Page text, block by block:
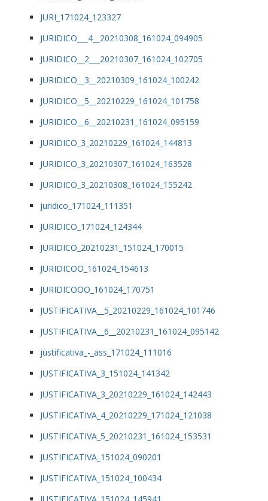
JURI_171024_123327
JURIDICO___4__20210308_161024_094905
JURIDICO__2___20210307_161024_102705
JURIDICO__3__20210309_161024_100242
JURIDICO__5__20210229_161024_101758
JURIDICO__6__20210231_161024_095159
JURIDICO_3_20210229_161024_144813
JURIDICO_3_20210307_161024_163528
JURIDICO_3_20210308_161024_155242
juridico_171024_111351
JURIDICO_171024_124344
JURIDICO_20210231_151024_170015
JURIDICOO_161024_154613
JURIDICOOO_161024_170751
JUSTIFICATIVA__5_20210229_161024_101746
JUSTIFICATIVA__6__20210231_161024_095142
justificativa_-_ass_171024_111016
JUSTIFICATIVA_3_151024_141342
JUSTIFICATIVA_3_20210229_161024_142443
JUSTIFICATIVA_4_20210229_171024_121038
JUSTIFICATIVA_5_20210231_161024_153531
JUSTIFICATIVA_151024_090201
JUSTIFICATIVA_151024_100434